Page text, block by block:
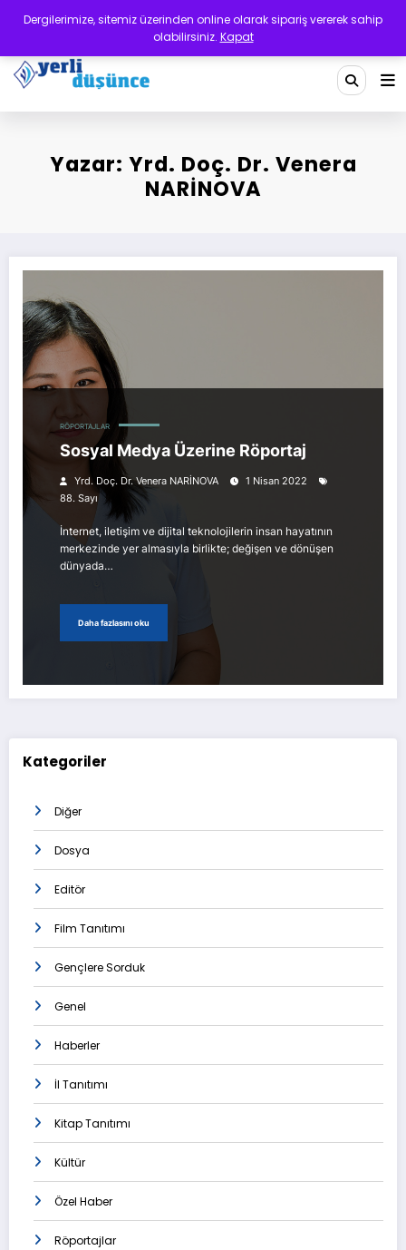
Dergilerimize, sitemiz üzerinden online olarak sipariş vererek sahip
olabilirsiniz. Kapat
Yerli Düşünce Dergisi
Yazar: Yrd. Doç. Dr. Venera
NARİNOVA
RÖPORTAJLAR
Sosyal Medya Üzerine Röportaj
Yrd. Doç. Dr. Venera NARİNOVA
1 Nisan 2022
88. Sayı
İnternet, iletişim ve dijital teknolojilerin insan hayatının
merkezinde yer almasıyla birlikte; değişen ve dönüşen
dünyada…
Daha fazlasını oku
Kategoriler
Diğer
Dosya
Editör
Film Tanıtımı
Gençlere Sorduk
Genel
Haberler
İl Tanıtımı
Kitap Tanıtımı
Kültür
Özel Haber
Röportajlar